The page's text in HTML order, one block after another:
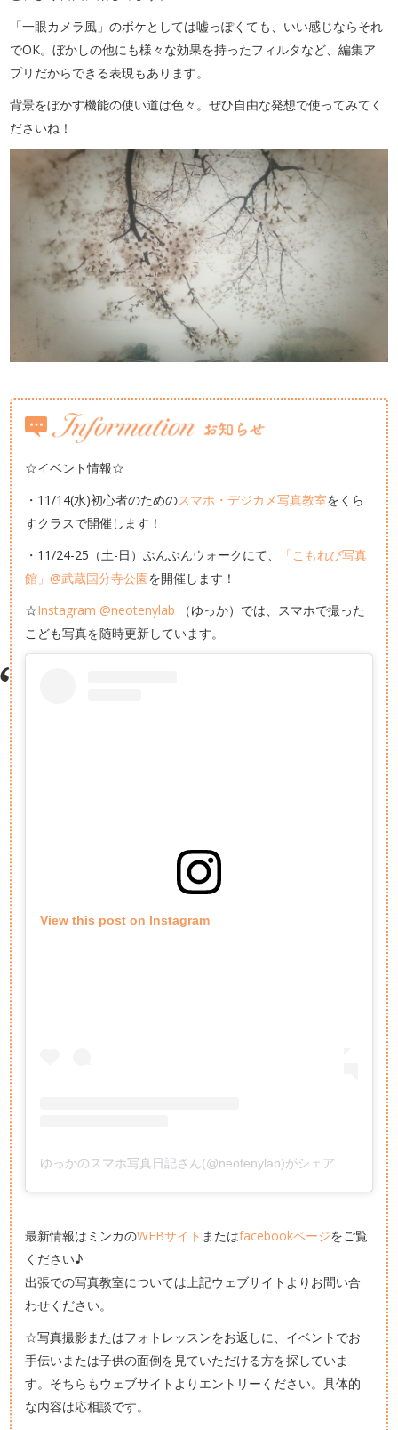
「一眼カメラ風」のボケとしては嘘っぽくても、いい感じならそれ
でOK。ぼかしの他にも様々な効果を持ったフィルタなど、編集ア
プリだからできる表現もあります。
背景をぼかす機能の使い道は色々。ぜひ自由な発想で使ってみてく
ださいね！
☆イベント情報☆
・11/14(水)初心者のためのスマホ・デジカメ写真教室をくら
すクラスで開催します！
・11/24-25（土-日）ぶんぶんウォークにて、
「こもれび写真
館」@武蔵国分寺公園を開催します！
☆Instagram @neotenylab
（ゆっか）では、スマホで撮った
こども写真を随時更新しています。
View this post on Instagram
-
最新情報はミンカのWEBサイト またはfacebookページをご覧
ください♪
出張での写真教室については上記ウェブサイトよりお問い合
わせください。
☆写真撮影またはフォトレッスンをお返しに、イベントでお
手伝いまたは子供の面倒を見ていただける方を探していま
す。そちらもウェブサイトよりエントリーください。具体的
な内容は応相談です。